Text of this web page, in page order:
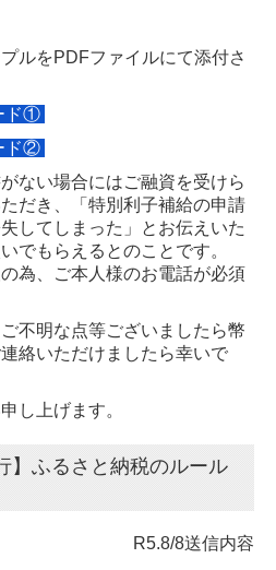
ルをPDFファイルにて添付さ
ド①
ド②
ない場合にはご融資を受けら
だき、「特別利子補給の申請
してしまった」とお伝えいた
でもらえるとのことです。
為、ご本人様のお電話が必須
不明な点等ございましたら幣
絡いただけましたら幸いで
し上げます。
】ふるさと納税のルール
R5.8/8送信内容